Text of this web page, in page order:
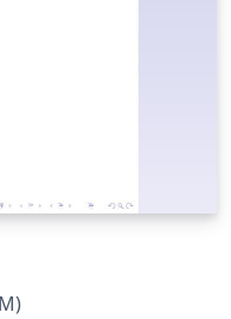
fully compliant
study papers:
latviensis